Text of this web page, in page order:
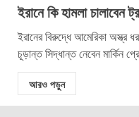
ইরানে কি হামলা চালাবেন
ইরানের বিরুদ্ধে আমেরিকা অস্ত্র
চূড়ান্ত সিদ্ধান্ত নেবেন মার্কিন
আরও পড়ুন